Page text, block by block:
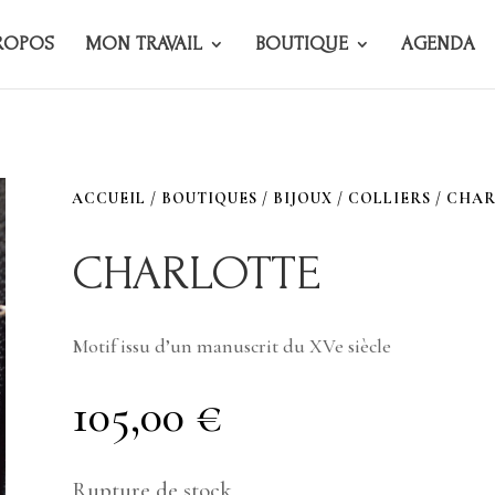
MON TRAVAIL BOUTIQUE AGENDA
ACCUEIL / BOUTIQUES / BIJOUX / COLLIERS /
CHARLOTTE
Motif issu d’un manuscrit du XVe siècle
105,00 €